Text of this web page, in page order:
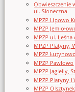
Obwieszczenie
ul. Słoneczna
MPZP Lipowo
MPZP
MPZP ul. Leśna
MPZP Platyny,
MPZP Łutynowo
MPZP Pawłowo
MPZP Jagielly,
MPZP Platyny i
MPZP